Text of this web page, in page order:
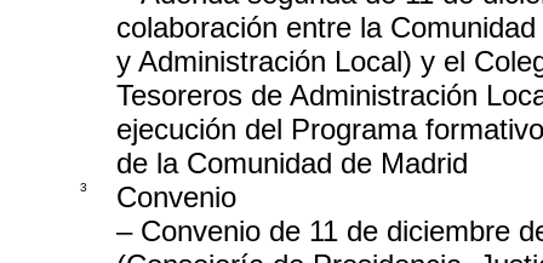
colaboración entre la
y Administración Local) y el
Tesoreros de Administración
ejecución del Programa
de la Comunidad de Madrid
3
Convenio
– Convenio de 11 de diciembre